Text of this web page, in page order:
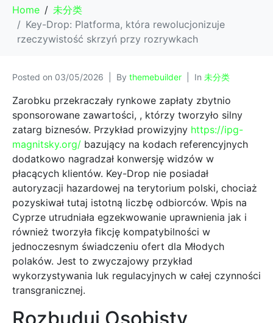
Home
未分类
Key-Drop: Platforma, która rewolucjonizuje
rzeczywistość skrzyń przy rozrywkach
Posted on 03/05/2026 By themebuilder In 未分类
Zarobku przekraczały rynkowe zapłaty zbytnio
sponsorowane zawartości, , którzy tworzyło silny
zatarg biznesów. Przykład prowizyjny https://ipg-
magnitsky.org/ bazujący na kodach referencyjnych
dodatkowo nagradzał konwersję widzów w
płacących klientów. Key-Drop nie posiadał
autoryzacji hazardowej na terytorium polski, chociaż
pozyskiwał tutaj istotną liczbę odbiorców. Wpis na
Cyprze utrudniała egzekwowanie uprawnienia jak i
również tworzyła fikcję kompatybilności w
jednoczesnym świadczeniu ofert dla Młodych
polaków. Jest to zwyczajowy przykład
wykorzystywania luk regulacyjnych w całej czynności
transgranicznej.